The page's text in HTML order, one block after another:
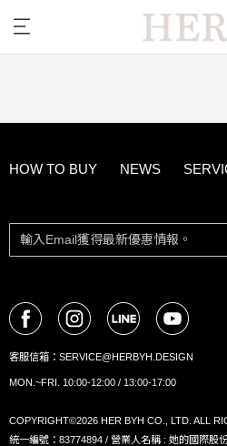
HOW TO BUY NEWS
客服信箱： SERVICE@HERBYH.DESIGN
MON.~FRI. 10:00-12:00 / 13:00-17:00
COPYRIGHT©2026 HER BYH CO., LTD. ALL
統一編號：83774894 / 營業人名稱 : 她的國際股